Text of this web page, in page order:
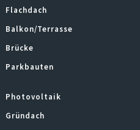
Flachdach
Balkon/Terrasse
Brücke
Parkbauten
Photovoltaik
Gründach